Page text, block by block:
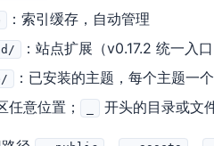
：索引缓存，自动管理
：站点扩展（v0.17.2 统一入口
：已安装的主题，每个主题一
任意位置；
开头的目录或文